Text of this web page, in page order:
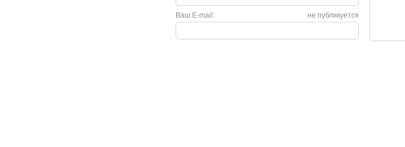
не публикуется
Ваш E-mail: